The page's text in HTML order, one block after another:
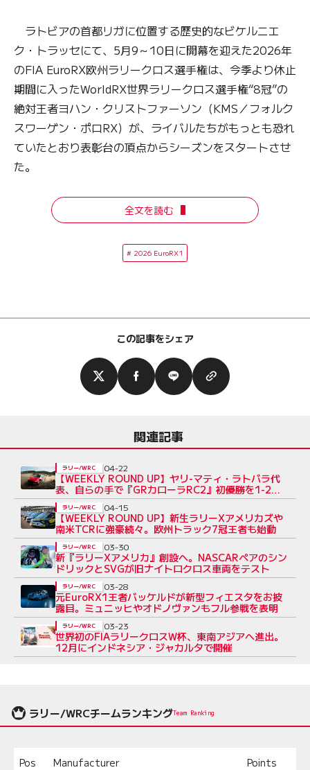
ラトビアの首都リガに位置する歴史的なビケルニエ
ク・トラッセにて、5月9～10日に開幕を迎えた2026年
のFIA EuroRX欧州ラリークロス選手権は、今季より休止
期間に入ったWorldRX世界ラリークロス選手権“8冠”の
絶対王者ヨハン・クリストファーソン（KMS／フォルク
スワーゲン・ポロRX）が、ライバルたちがもっとも恐れ
ていたとおり表彰台の頂点からシーズンをスタートさせ
た。
全文を読む
2026 EuroRX1
この記事をシェア
関連記事
【WEEKLY ROUND UP】ヤリ-マティ・ラトバラ代
表、自らの手で『GRカローラRC2』初優勝を1-2で
達成
ラリー/WRC 04-22
【WEEKLY ROUND UP】新生ラリーXアメリカズや
南米TCRに強豪続々。欧州トラック7冠王者も始動
ラリー/WRC 04-15
新『ラリーXアメリカ』創設へ。NASCARペアのシン
ドリックとSVGが旧ナイトロクロス車両をテスト
ラリー/WRC 03-30
元EuroRX1王者バッケルドが新型フィエスタをお披
露目。ミュニッヒやオドノヴァンもフル参戦を表明
ラリー/WRC 03-28
世界初のFIAラリークロスW杯、東南アジアへ進出。
12月にインドネシア・ジャカルタで開催
ラリー/WRC 03-23
ラリー/WRCチームランキングTeam Ranking
Pos Manufacturer Points